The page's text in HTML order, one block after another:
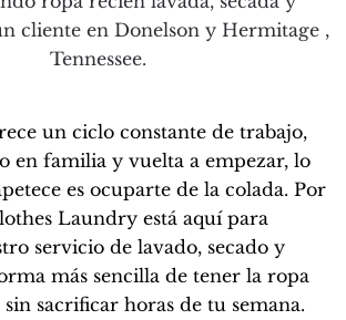
un ciclo constante de trabajo,
en familia y vuelta a empezar, lo
es ocuparte de la colada. Por
Laundry está aquí para
servicio de lavado, secado y
más sencilla de tener la ropa
sacrificar horas de tu semana.